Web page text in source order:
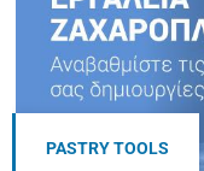
PASTRY TOOLS